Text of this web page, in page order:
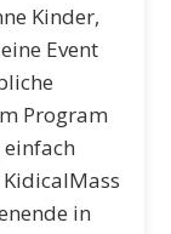
Kinder,
Event
Program
in